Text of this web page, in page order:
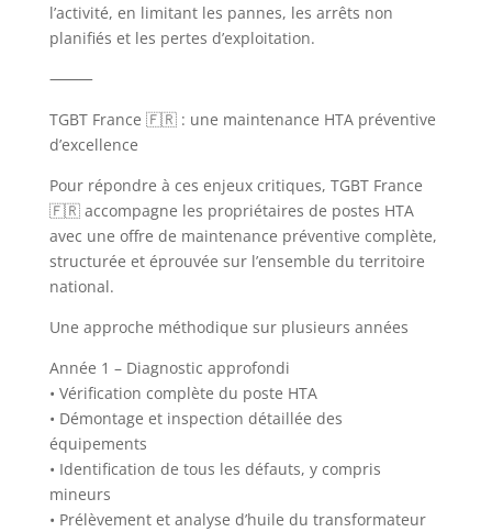
l’activité, en limitant les pannes, les arrêts non
planifiés et les pertes d’exploitation.
⸻
TGBT France 🇫🇷 : une maintenance HTA préventive
d’excellence
Pour répondre à ces enjeux critiques, TGBT France
🇫🇷 accompagne les propriétaires de postes HTA
avec une offre de maintenance préventive complète,
structurée et éprouvée sur l’ensemble du territoire
national.
Une approche méthodique sur plusieurs années
Année 1 – Diagnostic approfondi
• Vérification complète du poste HTA
• Démontage et inspection détaillée des
équipements
• Identification de tous les défauts, y compris
mineurs
• Prélèvement et analyse d’huile du transformateur